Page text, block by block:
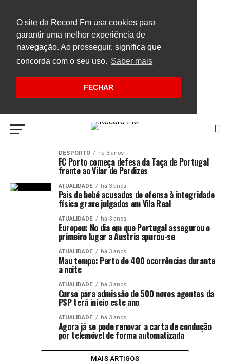
O site da Record Fm usa cookies para
garantir uma melhor experiência de
navegação. Ao prosseguir, significa que
concorda com o seu uso. Saber mais
FECHAR
DESPORTO há 3 anos
FC Porto começa defesa da Taça de Portugal
frente ao Vilar de Perdizes
ATUALIDADE há 3 anos
Pais de bebé acusados de ofensa à integridade
física grave julgados em Vila Real
ATUALIDADE há 3 anos
Europeu: No dia em que Portugal assegurou o
primeiro lugar a Áustria apurou-se
ATUALIDADE há 3 anos
Mau tempo: Perto de 400 ocorrências durante
a noite
ATUALIDADE há 3 anos
Curso para admissão de 500 novos agentes da
PSP terá início este ano
ATUALIDADE há 3 anos
Agora já se pode renovar a carta de condução
por telemóvel de forma automatizada
MAIS ARTIGOS